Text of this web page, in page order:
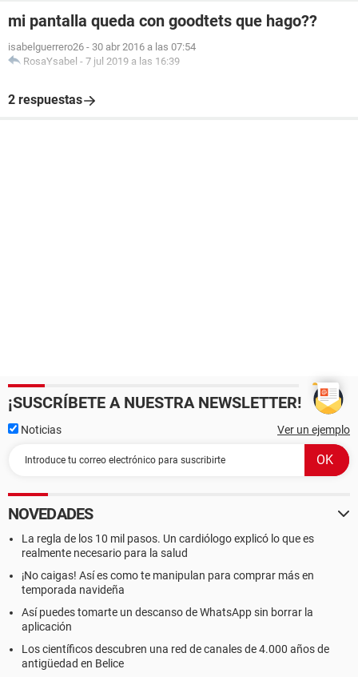
mi pantalla queda con goodtets que hago??
isabelguerrero26 - 30 abr 2016 a las 07:54
RosaYsabel - 7 jul 2019 a las 16:39
2 respuestas
¡SUSCRÍBETE A NUESTRA NEWSLETTER!
Noticias Ver un ejemplo
NOVEDADES
La regla de los 10 mil pasos. Un cardiólogo explicó lo que es
realmente necesario para la salud
¡No caigas! Así es como te manipulan para comprar más en
temporada navideña
Así puedes tomarte un descanso de WhatsApp sin borrar la
aplicación
Los científicos descubren una red de canales de 4.000 años de
antigüedad en Belice